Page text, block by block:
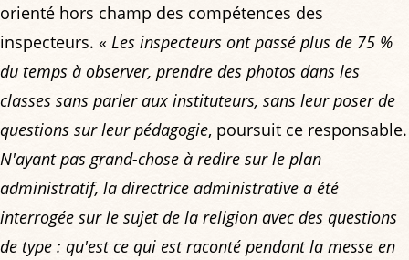
orienté hors champ des compétences des
inspecteurs. « Les inspecteurs ont passé plus de 75 %
du temps à observer, prendre des photos dans les
classes sans parler aux instituteurs, sans leur poser de
questions sur leur pédagogie, poursuit ce responsable.
N'ayant pas grand-chose à redire sur le plan
administratif, la directrice administrative a été
interrogée sur le sujet de la religion avec des questions
de type : qu'est ce qui est raconté pendant la messe en